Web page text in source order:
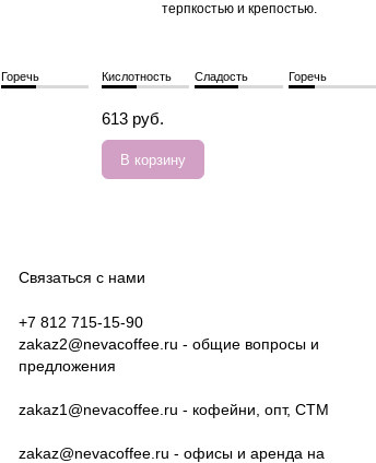
Горечь
терпкостью и крепостью.
Кислотность Сладость Горечь
613 руб.
В корзину
Связаться с нами
+7 812 715-15-90
zakaz2@nevacoffee.ru - общие вопросы и
предложения
zakaz1@nevacoffee.ru - кофейни, опт, СТМ
zakaz@nevacoffee.ru - офисы и аренда на